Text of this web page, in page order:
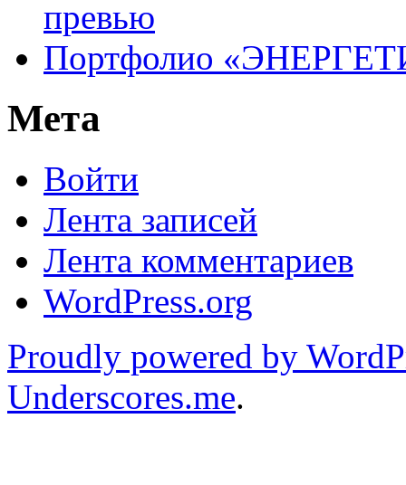
превью
Портфолио
Мета
Войти
Лента записей
Лента комментариев
WordPress.org
Proudly powered by
Underscores.me.